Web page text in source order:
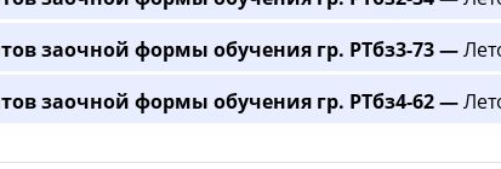
заочной формы обучения гр. РТбз3-73 —
заочной формы обучения гр. РТбз4-62 —